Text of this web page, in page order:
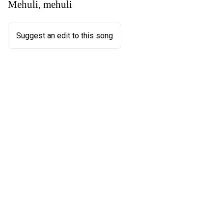
Mehuli, mehuli
Suggest an edit to this song